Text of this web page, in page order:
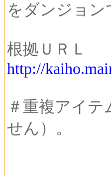
をダンジョン
根拠ＵＲＬ
http://
＃重複アイ
せん）。